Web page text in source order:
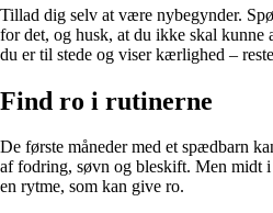
Tillad dig selv at være nybegynder.
for det, og husk, at du ikke skal kunne
du er til stede og viser kærlighed –
Find ro i rutinerne
De første måneder med et spædbarn
af fodring, søvn og bleskift. Men midt i
en rytme, som kan give ro.